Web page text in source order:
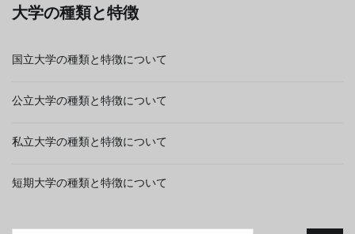
大学の種類と特徴
国立大学の種類と特徴について
公立大学の種類と特徴について
私立大学の種類と特徴について
短期大学の種類と特徴について